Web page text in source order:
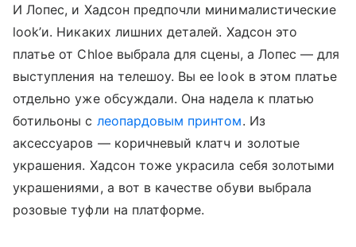
И Лопес, и Хадсон предпочли минималистические
look’и. Никаких лишних деталей. Хадсон это
платье от Chloe выбрала для сцены, а Лопес — для
выступления на телешоу. Вы ее look в этом платье
отдельно уже обсуждали. Она надела к платью
ботильоны с леопардовым принтом. Из
аксессуаров — коричневый клатч и золотые
украшения. Хадсон тоже украсила себя золотыми
украшениями, а вот в качестве обуви выбрала
розовые туфли на платформе.